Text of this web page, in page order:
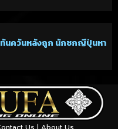
นควันหลังถูก นักชกญี่ปุ่นหา